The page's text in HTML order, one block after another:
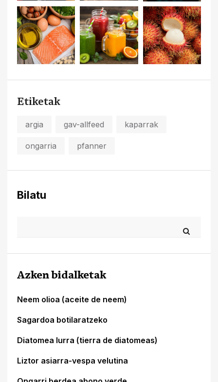
Etiketak
argia gav-allfeed kaparrak
ongarria pfanner
Bilatu
Azken bidalketak
Neem olioa (aceite de neem)
Sagardoa botilaratzeko
Diatomea lurra (tierra de diatomeas)
Liztor asiarra-vespa velutina